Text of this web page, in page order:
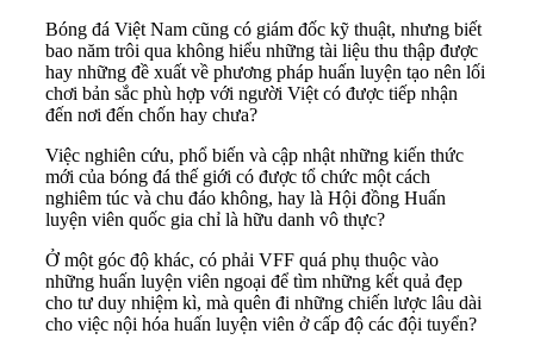
Bóng đá Việt Nam cũng có giám đốc kỹ thuật, nhưng biết
bao năm trôi qua không hiểu những tài liệu thu thập được
hay những đề xuất về phương pháp huấn luyện tạo nên lối
chơi bản sắc phù hợp với người Việt có được tiếp nhận
đến nơi đến chốn hay chưa?
Việc nghiên cứu, phổ biến và cập nhật những kiến thức
mới của bóng đá thế giới có được tổ chức một cách
nghiêm túc và chu đáo không, hay là Hội đồng Huấn
luyện viên quốc gia chỉ là hữu danh vô thực?
Ở một góc độ khác, có phải VFF quá phụ thuộc vào
những huấn luyện viên ngoại để tìm những kết quả đẹp
cho tư duy nhiệm kì, mà quên đi những chiến lược lâu dài
cho việc nội hóa huấn luyện viên ở cấp độ các đội tuyển?